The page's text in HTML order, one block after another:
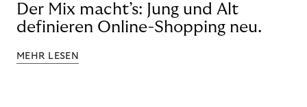
Der Mix macht’s: Jung und Alt
definieren Online-Shopping neu.
MEHR LESEN